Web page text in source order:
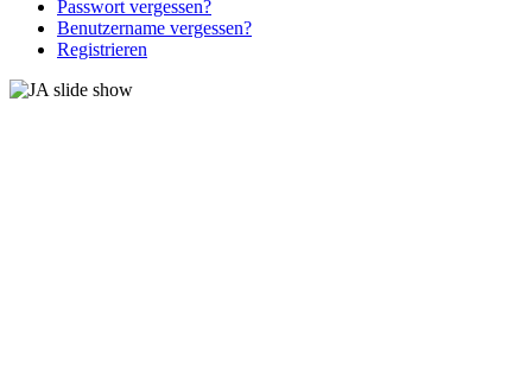
Passwort vergessen?
Benutzername vergessen?
Registrieren